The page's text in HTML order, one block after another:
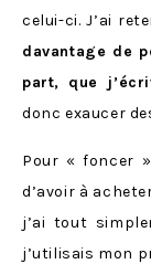
celui-ci. J’ai
davantage de
part, que
donc exaucer
Pour « foncer
d’avoir à
j’ai tout
j’utilisais mon